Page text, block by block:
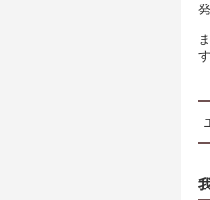
す